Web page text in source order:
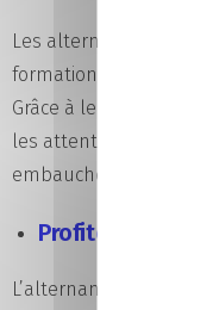
Les alternants sont
formation.
Grâce à leur
les attentes du monde
embauche et leur
Profiter du
L’alternant bénéficie